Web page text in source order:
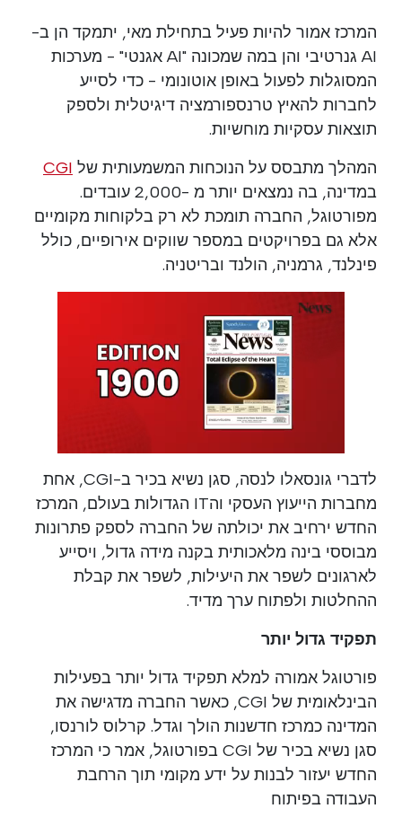
המרכז אמור להיות פעיל בתחילת מאי, יתמקד הן ב-
AI גנרטיבי והן במה שמכונה "AI אגנטי" - מערכות
המסוגלות לפעול באופן אוטונומי - כדי לסייע
לחברות להאיץ טרנספורמציה דיגיטלית ולספק
תוצאות עסקיות מוחשיות.
המהלך מתבסס על הנוכחות המשמעותית של CGI
במדינה, בה נמצאים יותר מ -2,000 עובדים.
מפורטוגל, החברה תומכת לא רק בלקוחות מקומיים
אלא גם בפרויקטים במספר שווקים אירופיים, כולל
פינלנד, גרמניה, הולנד ובריטניה.
לדברי גונסאלו לנסה, סגן נשיא בכיר ב-CGI, אחת
מחברות הייעוץ העסקי והIT הגדולות בעולם, המרכז
החדש ירחיב את יכולתה של החברה לספק פתרונות
מבוססי בינה מלאכותית בקנה מידה גדול, ויסייע
לארגונים לשפר את היעילות, לשפר את קבלת
ההחלטות ולפתוח ערך מדיד.
תפקיד גדול יותר
פורטוגל אמורה למלא תפקיד גדול יותר בפעילות
הבינלאומית של CGI, כאשר החברה מדגישה את
המדינה כמרכז חדשנות הולך וגדל. קרלוס לורנסו,
סגן נשיא בכיר של CGI בפורטוגל, אמר כי המרכז
החדש יעזור לבנות על ידע מקומי תוך הרחבת
העבודה בפיתוח